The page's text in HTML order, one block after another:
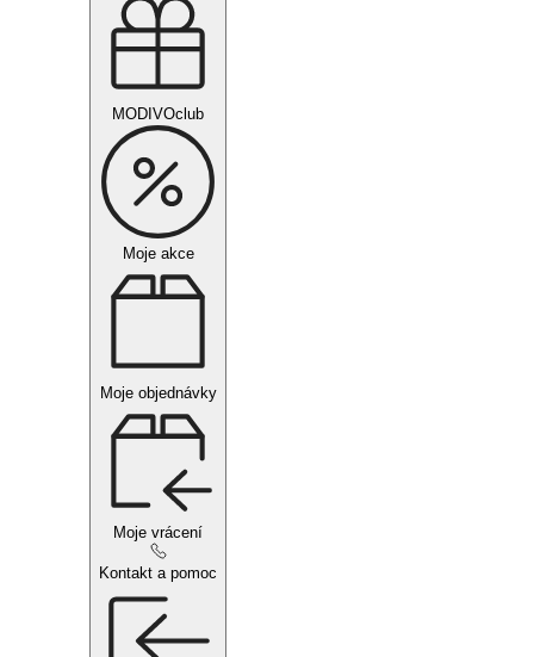
MODIVOclub
Moje akce
Moje objednávky
Moje vrácení
Kontakt a pomoc